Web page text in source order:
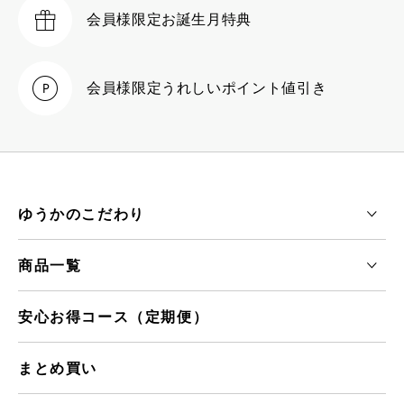
会員様限定お誕生月特典
会員様限定うれしいポイント値引き
ゆうかのこだわり
商品一覧
安心お得コース（定期便）
まとめ買い